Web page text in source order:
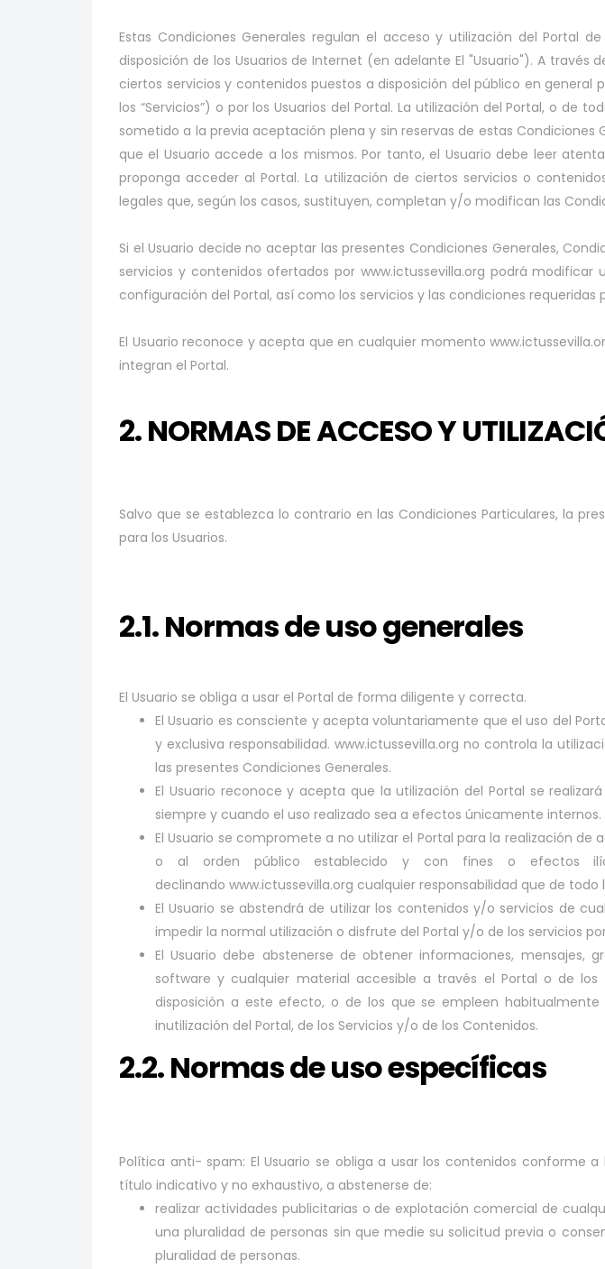
Estas Condiciones Generales regulan el acceso y utilización del Portal
disposición de los Usuarios de Internet (en adelante El "Usuario"). A través
ciertos servicios y contenidos puestos a disposición del público en
los “Servicios”) o por los Usuarios del Portal. La utilización del Portal, o de
sometido a la previa aceptación plena y sin reservas de estas
que el Usuario accede a los mismos. Por tanto, el Usuario debe leer
proponga acceder al Portal. La utilización de ciertos servicios o
legales que, según los casos, sustituyen, completan y/o modifican las
Si el Usuario decide no aceptar las presentes Condiciones Generales,
servicios y contenidos ofertados por www.ictussevilla.org podrá
configuración del Portal, así como los servicios y las condiciones requeridas
El Usuario reconoce y acepta que en cualquier momento
integran el Portal.
2. NORMAS DE ACCESO Y
Salvo que se establezca lo contrario en las Condiciones Particulares, la
para los Usuarios.
2.1. Normas de uso generales
El Usuario se obliga a usar el Portal de forma diligente y correcta.
El Usuario es consciente y acepta voluntariamente que el uso del
y exclusiva responsabilidad. www.ictussevilla.org no controla la
las presentes Condiciones Generales.
El Usuario reconoce y acepta que la utilización del Portal se
siempre y cuando el uso realizado sea a efectos únicamente internos.
El Usuario se compromete a no utilizar el Portal para la realización
o al orden público establecido y con fines o efectos
declinando www.ictussevilla.org cualquier responsabilidad que de todo
El Usuario se abstendrá de utilizar los contenidos y/o servicios de
impedir la normal utilización o disfrute del Portal y/o de los servicios
El Usuario debe abstenerse de obtener informaciones, mensajes,
software y cualquier material accesible a través el Portal o de
disposición a este efecto, o de los que se empleen
inutilización del Portal, de los Servicios y/o de los Contenidos.
2.2. Normas de uso específicas
Política anti- spam: El Usuario se obliga a usar los contenidos conforme
título indicativo y no exhaustivo, a abstenerse de:
realizar actividades publicitarias o de explotación comercial de
una pluralidad de personas sin que medie su solicitud previa o
pluralidad de personas.